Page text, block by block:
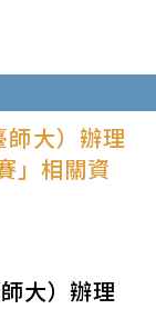
師大）辦理
」相關資
大）辦理